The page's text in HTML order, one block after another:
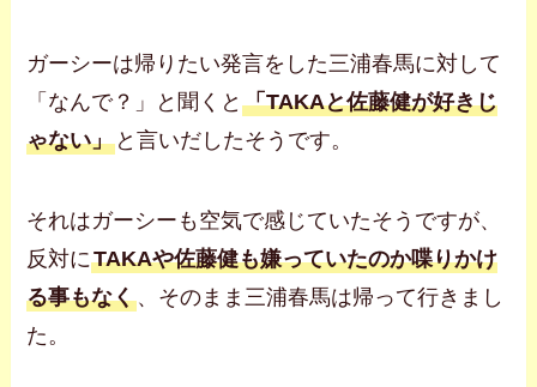
ガーシーは帰りたい発言をした三浦春馬に対して
「なんで？」と聞くと「TAKAと佐藤健が好きじ
ゃない」 と言いだしたそうです。
それはガーシーも空気で感じていたそうですが、
反対にTAKAや佐藤健も嫌っていたのか喋りかけ
る事もなく、そのまま三浦春馬は帰って行きまし
た。